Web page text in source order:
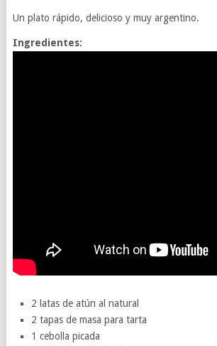
Un plato rápido, delicioso y muy argentino.
Ingredientes:
2 latas de atún al natural
2 tapas de masa para tarta
1 cebolla picada